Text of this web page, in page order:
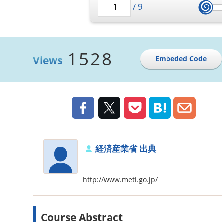
/9
Views 1528 Embeded Code
経済産業省 出典
http://www.meti.go.jp/
Course Abstract